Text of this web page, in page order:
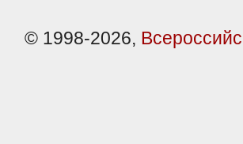
© 1998-2026,